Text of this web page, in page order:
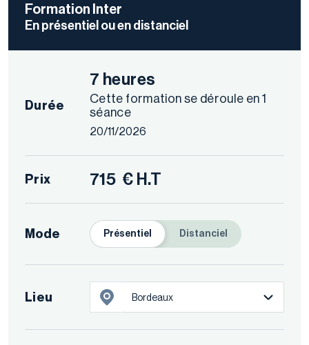
Formation Inter
En présentiel ou en distanciel
Durée
7 heures
Cette formation se déroule en 1
séance
20/11/2026
Prix 715 € H.T
Mode Présentiel Distanciel
Lieu Bordeaux